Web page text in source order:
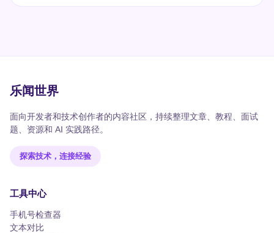
乐闻世界
面向开发者和技术创作者的内容社区，持续整理文章、教程、面试
题、资源和 AI 实践路径。
探索技术，连接经验
工具中心
手机号检查器
文本对比